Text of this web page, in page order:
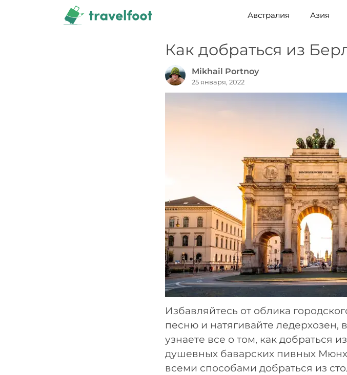
Австралия Азия
Как добраться из
Mikhail Portnoy
25 января, 2022
Избавляйтесь от облика
песню и натягивайте ледерхозен,
узнаете все о том, как добраться
душевных баварских пивных
всеми способами добраться из